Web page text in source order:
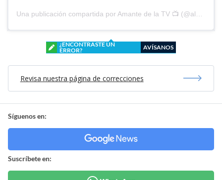
¿ENCONTRASTE UN
ERROR?
AVÍSANOS
Revisa nuestra página de correcciones
Síguenos en:
Suscríbete en: